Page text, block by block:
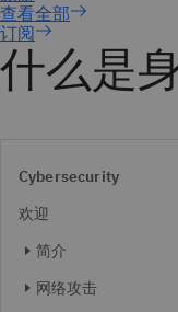
订阅
什么是
Cybersecurity
欢迎
简介
网络攻击